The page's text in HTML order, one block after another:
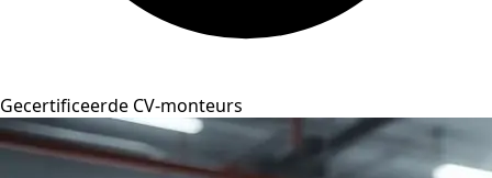
Gecertificeerde CV-monteurs